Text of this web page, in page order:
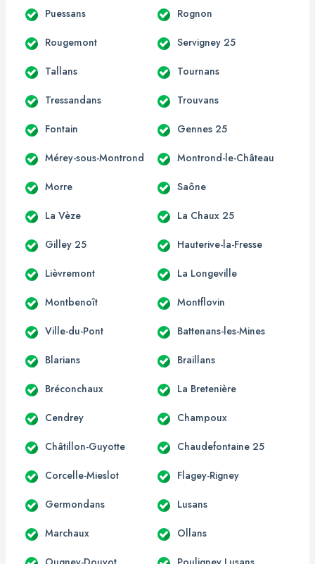
Puessans Rognon
Rougemont Servigney 25
Tallans Tournans
Tressandans Trouvans
Fontain Gennes 25
Mérey-sous-Montrond Montrond-le-Château
Morre Saône
La Vèze La Chaux 25
Gilley 25 Hauterive-la-Fresse
Lièvremont La Longeville
Montbenoît Montflovin
Ville-du-Pont Battenans-les-Mines
Blarians Braillans
Bréconchaux La Bretenière
Cendrey Champoux
Châtillon-Guyotte Chaudefontaine 25
Corcelle-Mieslot Flagey-Rigney
Germondans Lusans
Marchaux Ollans